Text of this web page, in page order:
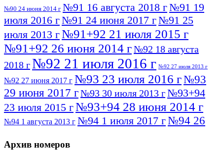
№90 24 июня 2014 г №91 16 августа 2018 г№91 19
июля 2016 г№91 24 июня 2017 г№91 25
июля 2013 г№91+92 21 июля 2015 г
№91+92 26 июня 2014 г№92 18 августа
2018 г№92 21 июля 2016 г №92 27 июля 2013 г
№92 27 июня 2017 г №93 23 июля 2016 г№93
29 июня 2017 г№93 30 июля 2013 г№93+94
23 июля 2015 г№93+94 28 июня 2014 г
№94 1 августа 2013 г №94 1 июля 2017 г№94 26
№95 7 августа 2012 г
Архив номеров